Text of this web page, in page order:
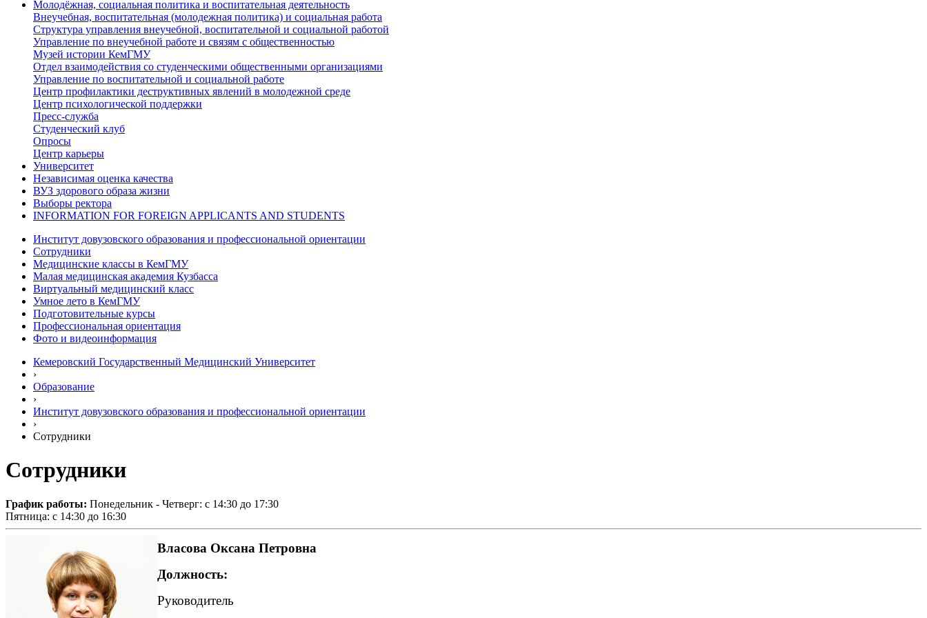
Молодёжная, социальная политика и воспитательная деятельность
Внеучебная, воспитательная (молодежная политика) и социальная работа
Структура управления внеучебной, воспитательной и социальной работой
Управление по внеучебной работе и связям с общественностью
Музей истории КемГМУ
Отдел взаимодействия со студенческими общественными организациями
Управление по воспитательной и социальной работе
Центр профилактики деструктивных явлений в молодежной среде
Центр психологической поддержки
Пресс-служба
Студенческий клуб
Опросы
Центр карьеры
Университет
Независимая оценка качества
ВУЗ здорового образа жизни
Выборы ректора
INFORMATION FOR FOREIGN APPLICANTS AND STUDENTS
Институт довузовского образования и профессиональной ориентации
Сотрудники
Медицинские классы в КемГМУ
Малая медицинская академия Кузбасса
Виртуальный медицинский класс
Умное лето в КемГМУ
Подготовительные курсы
Профессиональная ориентация
Фото и видеоинформация
Кемеровский Государственный Медицинский Университет
›
Образование
›
Институт довузовского образования и профессиональной ориентации
›
Сотрудники
Сотрудники
График работы: Понедельник - Четверг: с 14:30 до 17:30
Пятница: с 14:30 до 16:30
Власова Оксана Петровна
Должность:
Руководитель